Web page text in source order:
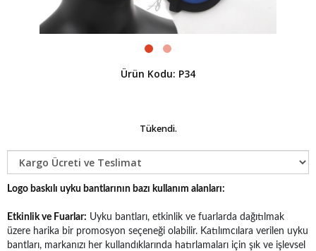
Ürün Kodu: P34
Tükendi.
Logo baskılı uyku bantlarının bazı kullanım alanları:
Etkinlik ve Fuarlar: Uyku bantları, etkinlik ve fuarlarda dağıtılmak
üzere harika bir promosyon seçeneği olabilir. Katılımcılara verilen uyku
bantları, markanızı her kullandıklarında hatırlamaları için şık ve işlevsel